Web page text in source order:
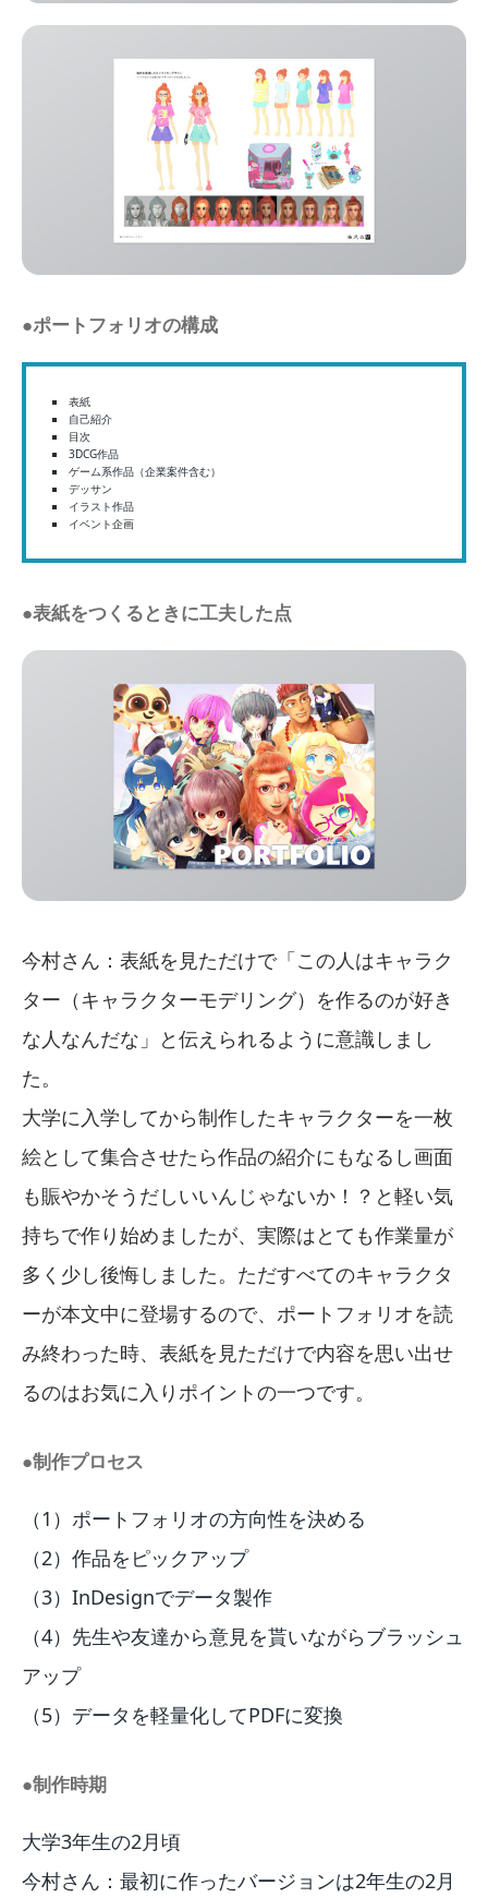
●ポートフォリオの構成
表紙
自己紹介
目次
3DCG作品
ゲーム系作品（企業案件含む）
デッサン
イラスト作品
イベント企画
●表紙をつくるときに工夫した点
今村さん：表紙を見ただけで「この人はキャラク
ター（キャラクターモデリング）を作るのが好き
な人なんだな」と伝えられるように意識しまし
た。
大学に入学してから制作したキャラクターを一枚
絵として集合させたら作品の紹介にもなるし画面
も賑やかそうだしいいんじゃないか！？と軽い気
持ちで作り始めましたが、実際はとても作業量が
多く少し後悔しました。ただすべてのキャラクタ
ーが本文中に登場するので、ポートフォリオを読
み終わった時、表紙を見ただけで内容を思い出せ
るのはお気に入りポイントの一つです。
●制作プロセス
（1）ポートフォリオの方向性を決める
（2）作品をピックアップ
（3）InDesignでデータ製作
（4）先生や友達から意見を貰いながらブラッシュ
アップ
（5）データを軽量化してPDFに変換
●制作時期
大学3年生の2月頃
今村さん：最初に作ったバージョンは2年生の2月